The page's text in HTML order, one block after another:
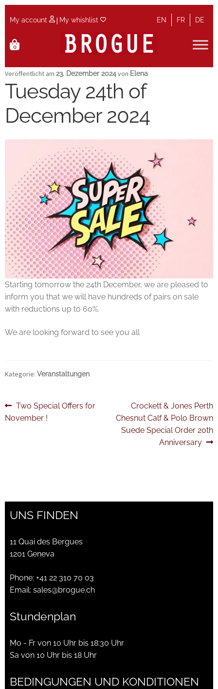
EN FR DE
0
My account | My whishlist
Zur
Navigation
Zum
Inhalt
Start
Cart
Checkout
Kontakt
Maintenance
My account
News and events
Privacy Policy
Refund and Returns Policy
Shop
Terminvereinbarung im Shop
Veröffentlicht am 23. Dezember 2024von Elena
Tuesday 24th of
December 2024
Starting tomorrow the 24th December, we are pleased to
inform you that we will have hundreds of pairs on sale
with reductions up to 60%.
We are looking forward to see you all
Kategorie: Veranstaltungen
Beitragsnavigation
Vorheriger
Beitrag:
Two Special Offers for
November !
Nächster
Beitrag:
Crockett & Jones Perth
Chesnut Calf & Polo Brown
Suede Special Order 20th
Anniversary
UNS FINDEN
11 Quai des Bergues
1201 Geneva
Phone: +41 22 310 70 03
Email: sales@brogue.ch
Stundenplan
Mo - Fr von 10 Uhr bis 18:30 Uhr
Sa von 10 Uhr bis 18 Uhr
BEDINGUNGEN UND KONDITIONEN